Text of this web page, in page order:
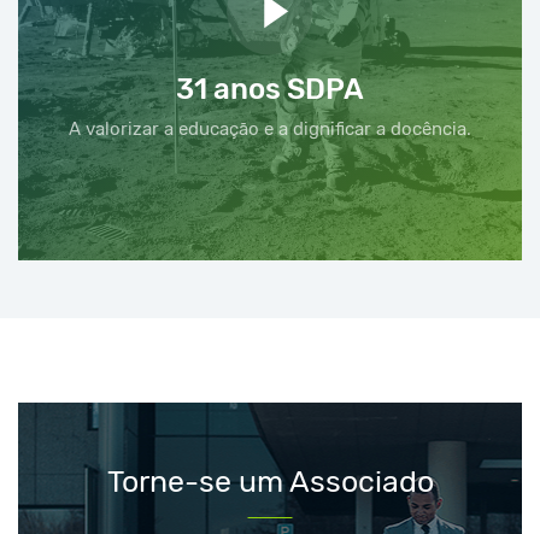
31 anos SDPA
A valorizar a educação e a dignificar a docência.
Torne-se um Associado